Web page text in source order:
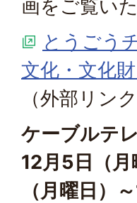
画をご覧い
とうごう
文化・文化
（外部リンク
ケーブルテ
12月5日（月
（月曜日）